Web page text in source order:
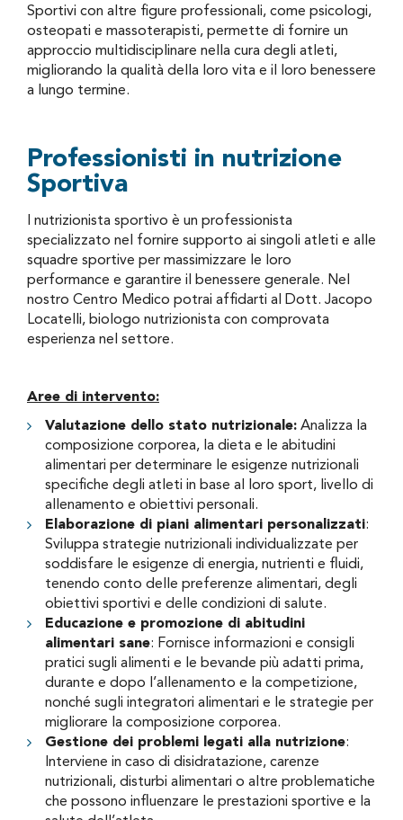
Sportivi con altre figure professionali, come psicologi,
osteopati e massoterapisti, permette di fornire un
approccio multidisciplinare nella cura degli atleti,
migliorando la qualità della loro vita e il loro benessere
a lungo termine.
Professionisti in nutrizione
Sportiva
l nutrizionista sportivo è un professionista
specializzato nel fornire supporto ai singoli atleti e alle
squadre sportive per massimizzare le loro
performance e garantire il benessere generale. Nel
nostro Centro Medico potrai affidarti al Dott. Jacopo
Locatelli, biologo nutrizionista con comprovata
esperienza nel settore.
Aree di intervento:
Valutazione dello stato nutrizionale: Analizza la
composizione corporea, la dieta e le abitudini
alimentari per determinare le esigenze nutrizionali
specifiche degli atleti in base al loro sport, livello di
allenamento e obiettivi personali.
Elaborazione di piani alimentari personalizzati:
Sviluppa strategie nutrizionali individualizzate per
soddisfare le esigenze di energia, nutrienti e fluidi,
tenendo conto delle preferenze alimentari, degli
obiettivi sportivi e delle condizioni di salute.
Educazione e promozione di abitudini
alimentari sane: Fornisce informazioni e consigli
pratici sugli alimenti e le bevande più adatti prima,
durante e dopo l’allenamento e la competizione,
nonché sugli integratori alimentari e le strategie per
migliorare la composizione corporea.
Gestione dei problemi legati alla nutrizione:
Interviene in caso di disidratazione, carenze
nutrizionali, disturbi alimentari o altre problematiche
che possono influenzare le prestazioni sportive e la